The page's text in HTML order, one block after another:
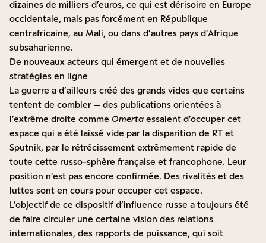
dizaines de milliers d’euros, ce qui est dérisoire en Europe
occidentale, mais pas forcément en République
centrafricaine, au Mali, ou dans d’autres pays d’Afrique
subsaharienne.
De nouveaux acteurs qui émergent et de nouvelles
stratégies en ligne
La guerre a d’ailleurs créé des grands vides que certains
tentent de combler – des publications orientées à
l’extrême droite comme Omerta essaient d’occuper cet
espace qui a été laissé vide par la disparition de RT et
Sputnik, par le rétrécissement extrêmement rapide de
toute cette russo-sphère française et francophone. Leur
position n’est pas encore confirmée. Des rivalités et des
luttes sont en cours pour occuper cet espace.
L’objectif de ce dispositif d’influence russe a toujours été
de faire circuler une certaine vision des relations
internationales, des rapports de puissance, qui soit